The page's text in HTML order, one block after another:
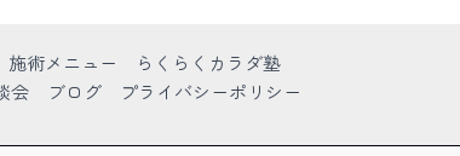
施術メニュー
らくらくカラダ塾
会
ブログ プライバシーポリシー